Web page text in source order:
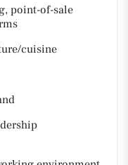
point-of-sale
cuisine